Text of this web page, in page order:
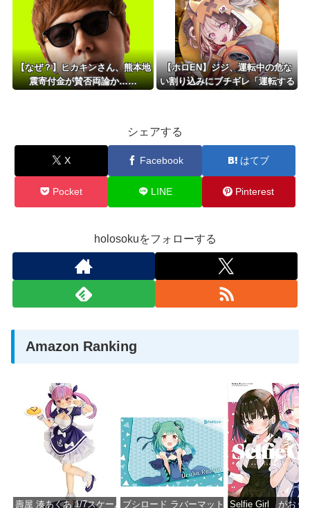
【なぜ？】ヒカキンさん、熊本地
震寄付金が賛否両論か……
【ホロEN】ジジ、運転中の危な
い割り込みにブチギレ「運転する
シェアする
X Facebook はてブ
Pocket LINE Pinterest
holosokuをフォローする
Amazon Ranking
壽屋 湊あくあ 1/7スケール PVC製 塗装済み完成品フィギュア PP942
ブシロード ラバーマットコレクション
Selfie Girl がおう